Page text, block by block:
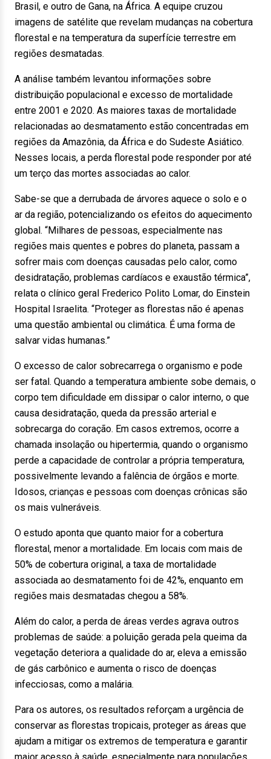
Brasil, e outro de Gana, na África. A equipe cruzou
imagens de satélite que revelam mudanças na cobertura
florestal e na temperatura da superfície terrestre em
regiões desmatadas.
A análise também levantou informações sobre
distribuição populacional e excesso de mortalidade
entre 2001 e 2020. As maiores taxas de mortalidade
relacionadas ao desmatamento estão concentradas em
regiões da Amazônia, da África e do Sudeste Asiático.
Nesses locais, a perda florestal pode responder por até
um terço das mortes associadas ao calor.
Sabe-se que a derrubada de árvores aquece o solo e o
ar da região, potencializando os efeitos do aquecimento
global. “Milhares de pessoas, especialmente nas
regiões mais quentes e pobres do planeta, passam a
sofrer mais com doenças causadas pelo calor, como
desidratação, problemas cardíacos e exaustão térmica”,
relata o clínico geral Frederico Polito Lomar, do Einstein
Hospital Israelita. “Proteger as florestas não é apenas
uma questão ambiental ou climática. É uma forma de
salvar vidas humanas.”
O excesso de calor sobrecarrega o organismo e pode
ser fatal. Quando a temperatura ambiente sobe demais, o
corpo tem dificuldade em dissipar o calor interno, o que
causa desidratação, queda da pressão arterial e
sobrecarga do coração. Em casos extremos, ocorre a
chamada insolação ou hipertermia, quando o organismo
perde a capacidade de controlar a própria temperatura,
possivelmente levando a falência de órgãos e morte.
Idosos, crianças e pessoas com doenças crônicas são
os mais vulneráveis.
O estudo aponta que quanto maior for a cobertura
florestal, menor a mortalidade. Em locais com mais de
50% de cobertura original, a taxa de mortalidade
associada ao desmatamento foi de 42%, enquanto em
regiões mais desmatadas chegou a 58%.
Além do calor, a perda de áreas verdes agrava outros
problemas de saúde: a poluição gerada pela queima da
vegetação deteriora a qualidade do ar, eleva a emissão
de gás carbônico e aumenta o risco de doenças
infecciosas, como a malária.
Para os autores, os resultados reforçam a urgência de
conservar as florestas tropicais, proteger as áreas que
ajudam a mitigar os extremos de temperatura e garantir